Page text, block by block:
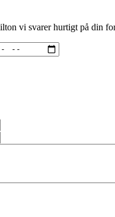
vi svarer hurtigt på din